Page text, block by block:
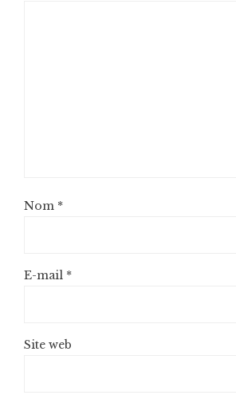
Nom *
E-mail *
Site web